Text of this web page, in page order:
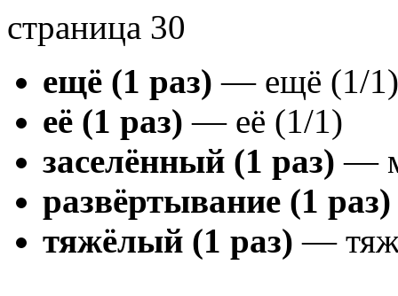
страница 30
ещё (1 раз) — ещё (1/1)
её (1 раз) — её (1/1)
заселённый (1 раз) —
развёртывание (1 раз)
тяжёлый (1 раз) —